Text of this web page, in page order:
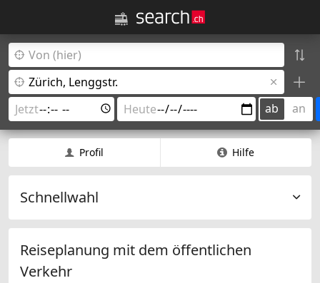
ab an
Profil Hilfe
Schnellwahl
Reiseplanung mit dem öffentlichen
Verkehr